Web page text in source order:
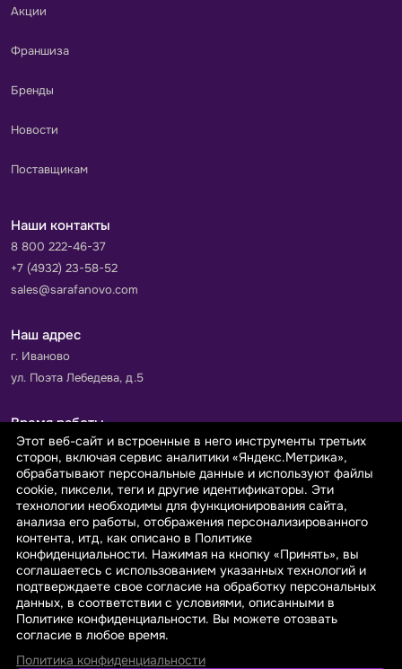
Акции
Франшиза
Бренды
Новости
Поставщикам
Наши контакты
8 800 222-46-37
+7 (4932) 23-58-52
sales@sarafanovo.com
Наш адрес
г. Иваново
ул. Поэта Лебедева, д.5
Время работы
Пн-Пт с 9.00 до 18.00
Сб-Вс: выходной
Принимаем к оплате
© 2026 sarafanovo.com - Интернет-магазин "САРАФАНОВО"
специализируется на производстве, продаже тканей оптом и в
розницу с доставкой по Роcсии и СНГ.
Этот веб-сайт и встроенные в него инструменты третьих
сторон, включая сервис аналитики «Яндекс.Метрика»,
обрабатывают персональные данные и используют файлы
cookie, пиксели, теги и другие идентификаторы. Эти
технологии необходимы для функционирования сайта,
анализа его работы, отображения персонализированного
контента, итд, как описано в Политике
конфиденциальности. Нажимая на кнопку «Принять», вы
соглашаетесь с использованием указанных технологий и
подтверждаете свое согласие на обработку персональных
данных, в соответствии с условиями, описанными в
Политике конфиденциальности. Вы можете отозвать
согласие в любое время.
Политика конфиденциальности